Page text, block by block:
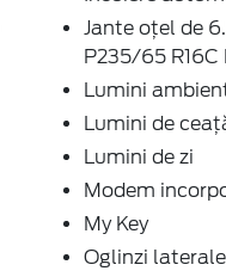
Jante oțel de
P235/65 R16C
Lumini
Lumini de
Lumini de zi
Modem
My Key
Oglinzi